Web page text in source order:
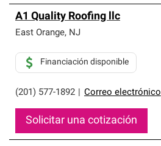
A1 Quality Roofing llc
East Orange, NJ
(201) 577-1892 Correo electrónico
Financiación disponible
Solicitar una cotización